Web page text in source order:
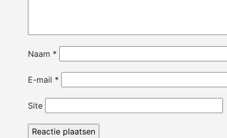
Naam *
E-mail *
Site